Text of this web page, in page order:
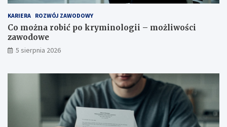
KARIERA ROZWÓJ ZAWODOWY
Co można robić po kryminologii – możliwości
zawodowe
5 sierpnia 2026